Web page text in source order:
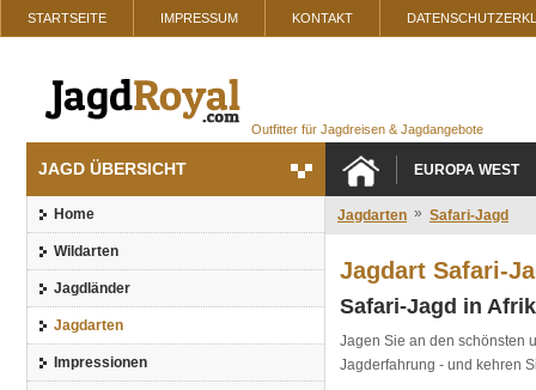
STARTSEITE IMPRESSUM KONTAKT
Outfitter für Jagdreisen & Jagdangebote
JAGD ÜBERSICHT
Home
Wildarten
Jagdländer
Jagdarten
Impressionen
EUROPA WEST
Jagdarten » Safari-Jagd
Jagdart Safari-
Safari-Jagd in
Jagen Sie an den schönsten
Jagderfahrung - und kehren